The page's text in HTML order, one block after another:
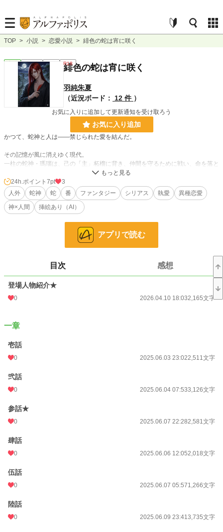
TOP > 小説 > 恋愛小説 > 緋色の蛇は宵に咲く
連載中 短編 R18
緋色の蛇は宵に咲く
羽純朱夏
（近況ボード：
12 件 ）
お気に入りに追加して更新通知を受け取ろう
お気に入り追加
かつて、蛇神と人は――禁じられた愛を結んだ。
その記憶が風に消えゆく現代。
一柱の蛇神・瑪瑙は、己の「主」柘榴に背き、仲間を守るために戦い、命を落と
大神に救われた後、神社の一角で静かに暮らしていた彼は、
ただひとつ――“音を奏でること”だけを求めていた。
だがある日、彼の中で眠っていた“香り”が目覚める。
それは「番」と呼ばれる唯一の存在を引き寄せる証――。
そして出会ったのは、霊感を持つひとりの女性、天川紬。
ライブ会場で彼を見た瞬間、
紬は感じた――甘く、抗えない香りと、赤い蛇の影を。
惹かれ合う二人。
「番を得ることが、こんなにも苦しいなんて……」
愛か、使命か。
執愛に溺れる“番”の物語。
現代和風×異種間恋愛ファンタジー
「蛇の香は藤」に次ぐ外伝――もうひとつの愛のかたち。
他サイトでも同作品を掲載中。表紙&一部の話の挿絵に生成AI画像（★印表示）
を使用しています。
26.7.30 二章 拾伍話 更新
小説
恋愛
24h.ポイント 7pt
3
人外
蛇神 蛇 番 ファンタジー シリアス 執愛
異種恋愛
神×人間
挿絵あり（AI）
アプリで読む
目次 感想
登場人物紹介★
0 2026.04.10 18:032,165文字
一章
壱話
0 2025.06.03 23:022,511文字
弐話
0 2025.06.04 07:533,126文字
参話★
0 2025.06.07 22:282,581文字
肆話
0 2025.06.06 12:052,018文字
伍話
0 2025.06.07 05:571,266文字
陸話
0 2025.06.09 23:413,735文字